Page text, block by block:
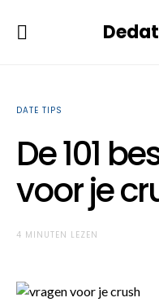
DATE TIPS
De 101
voor je
4 MINUTEN LEZEN